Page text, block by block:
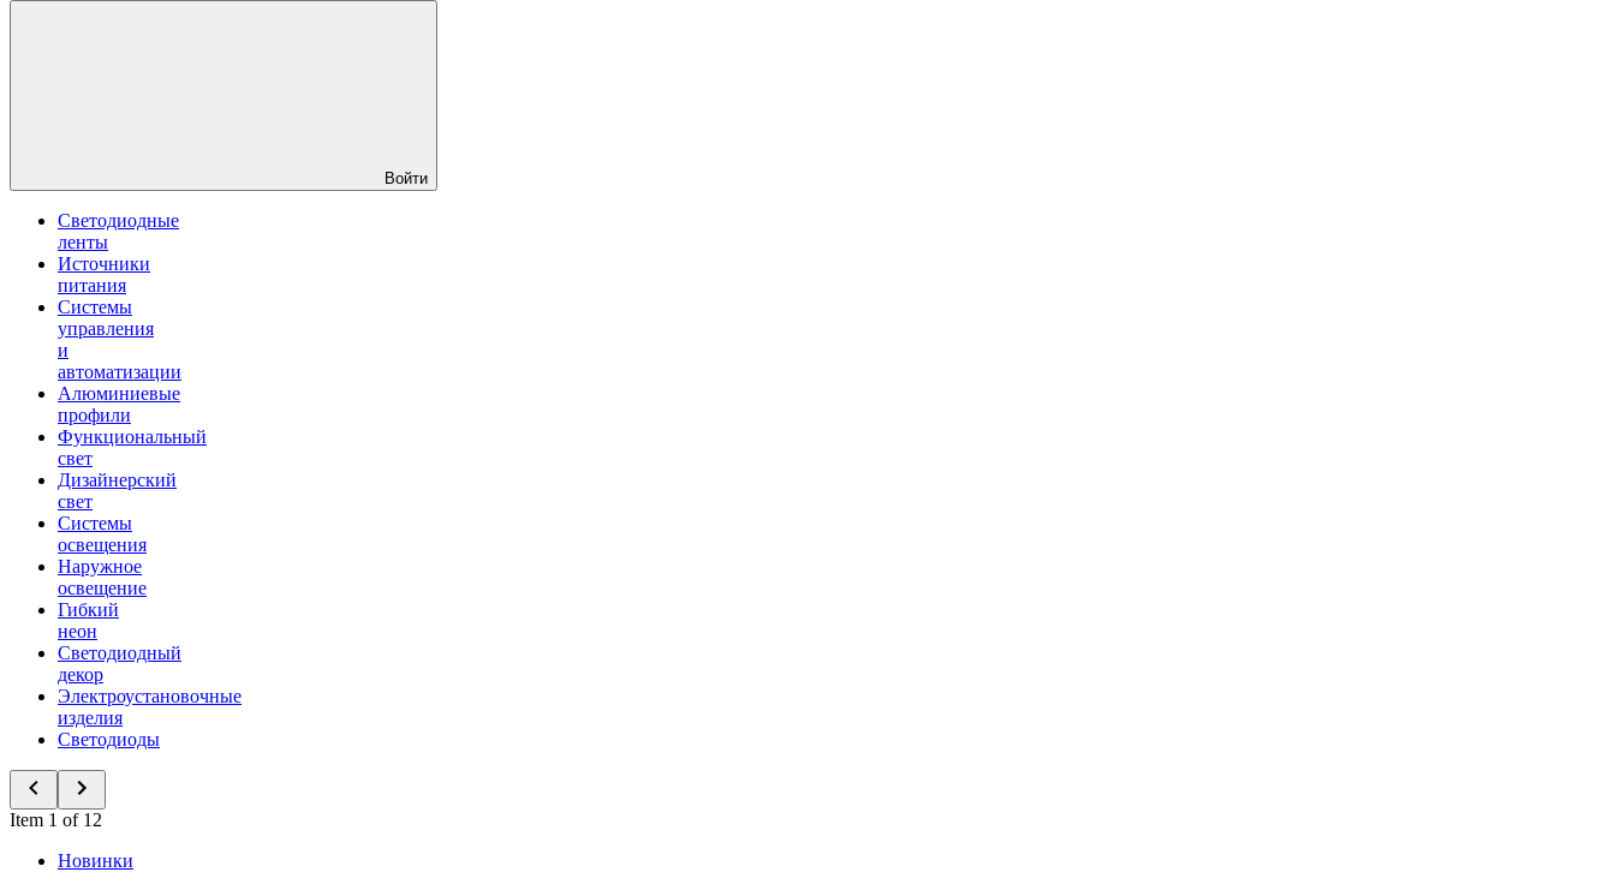
Войти
Светодиодные
ленты
Источники
питания
Системы
управления
и
автоматизации
Алюминиевые
профили
Функциональный
свет
Дизайнерский
свет
Системы
освещения
Наружное
освещение
Гибкий
неон
Светодиодный
декор
Электроустановочные
изделия
Светодиоды
Item 1 of 12
Новинки